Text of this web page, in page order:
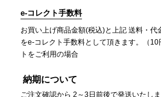
e-コレクト手数料
お買い上げ商品金額(税込)と上記 送料・代
をe-コレクト手数料として頂きます。（
トをご利用の場合
納期について
ご注文確認から 2～3日前後で発送いたしま